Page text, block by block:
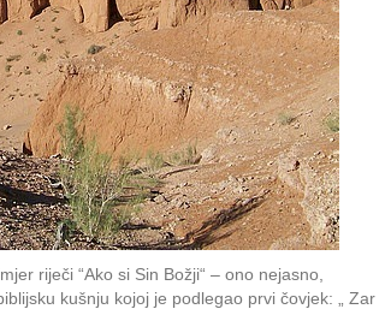
riječi “Ako si Sin Božji“ – ono nejasno,
kušnju kojoj je podlegao prvi čovjek: „ Zar